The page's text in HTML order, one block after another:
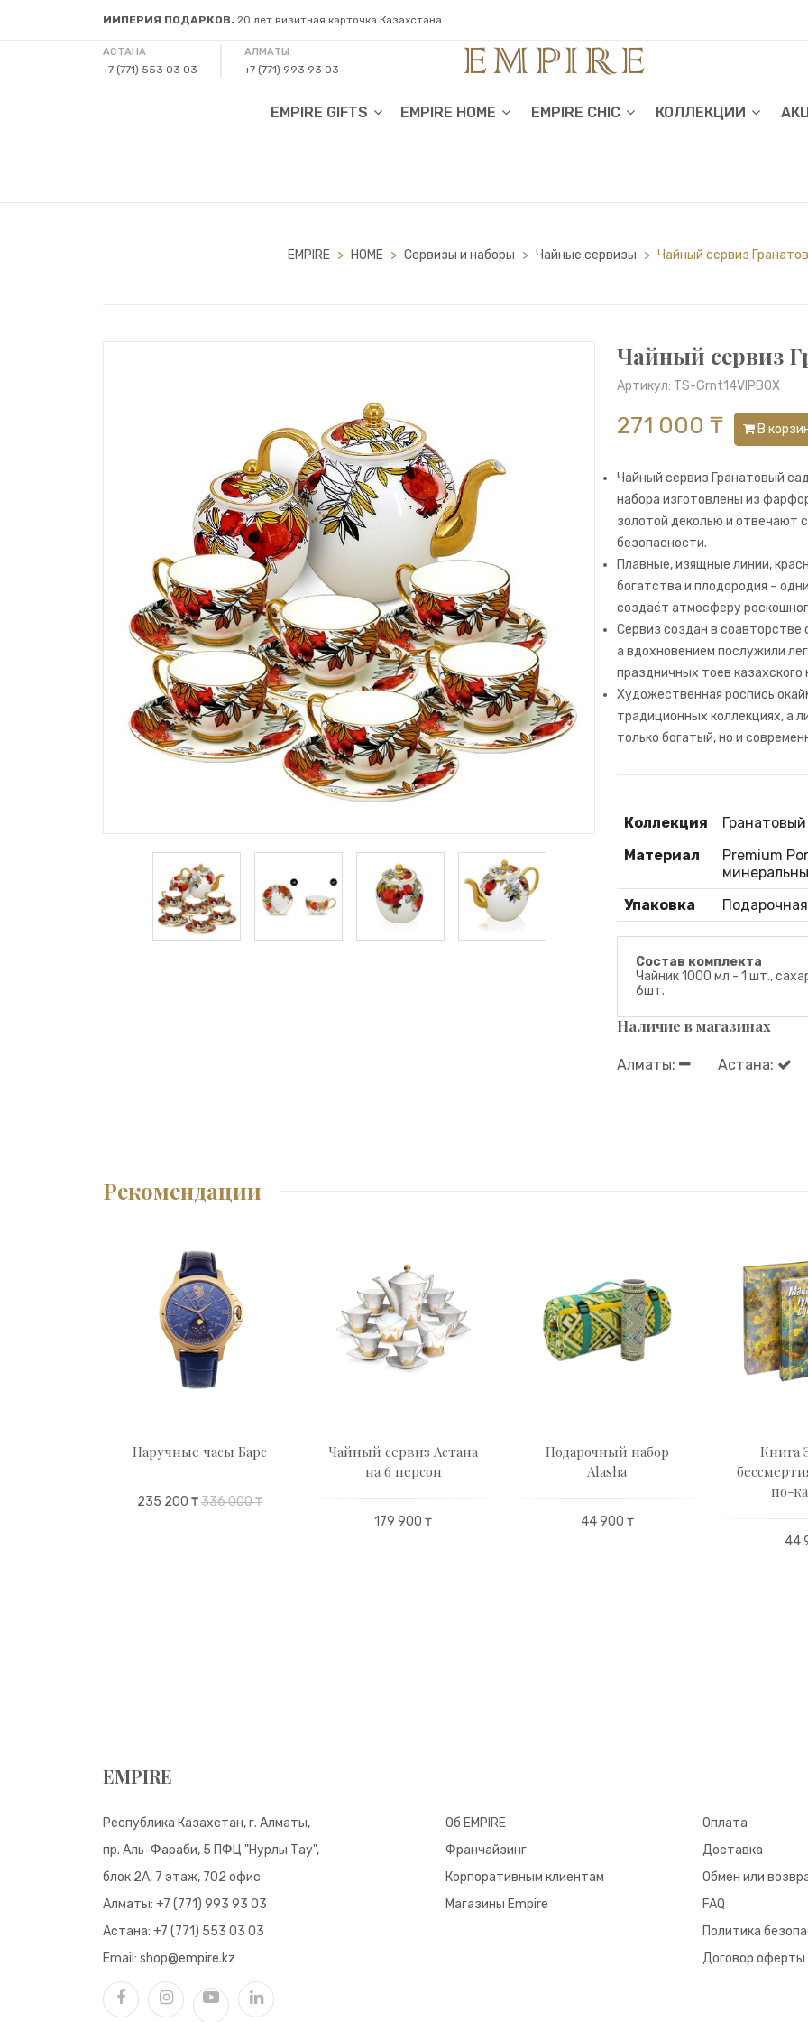
ИМПЕРИЯ ПОДАРКОВ. 20 лет визитная карточка Казахстана
АСТАНА
+7 (771) 553 03 03
АЛМАТЫ
+7 (771) 993 93 03
EMPIRE GIFTS EMPIRE HOME EMPIRE CHIC КОЛЛЕКЦИИ
EMPIRE > HOME > Сервизы и наборы > Чайные сервизы > Чайный сервиз
Чайный сервиз
Артикул: TS-Grnt14VIPBOX
271 000 ₸ В
Чайный сервиз Гранатовый
набора изготовлены из
золотой деколью и отвечают
безопасности.
Плавные, изящные линии,
богатства и плодородия –
создаёт атмосферу
Сервиз создан в соавторстве
а вдохновением послужили
праздничных тоев казахского
Художественная роспись
традиционных коллекциях, а
только богатый, но и
Коллекция
Материал
Premium
Упаковка
Состав комплекта
Чайник 1000 мл - 1 шт.,
6шт.
Наличие в магазинах
Алматы: Астана:
Рекомендации
Наручные часы Барс
235 200 ₸336 000 ₸
Чайный сервиз Астана
на 6 персон
179 900 ₸
Подарочный набор
Alasha
44 900 ₸
Книга
по-
44
EMPIRE
Республика Казахстан, г. Алматы,
пр. Аль-Фараби, 5 ПФЦ "Нурлы Тау",
блок 2А, 7 этаж, 702 офис
Алматы: +7 (771) 993 93 03
Астана: +7 (771) 553 03 03
Email: shop@empire.kz
Об EMPIRE
Франчайзинг
Корпоративным клиентам
Магазины Empire
Оплата
Доставка
Обмен или
FAQ
Политика
Договор оферты